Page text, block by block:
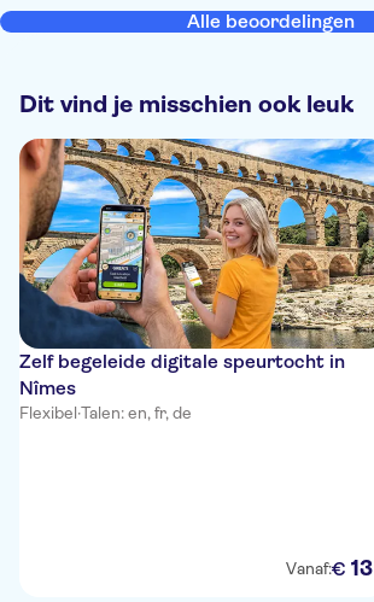
Alle beoordelingen
Dit vind je misschien ook leuk
Zelf begeleide digitale speurtocht in
Nîmes
Flexibel·Talen: en, fr, de
Vanaf:€ 13